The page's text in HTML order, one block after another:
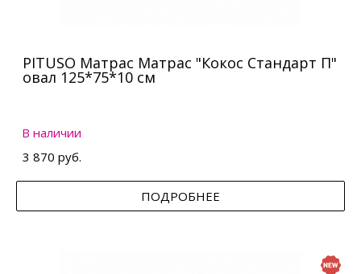
PITUSO Матрас Матрас "Кокос Стандарт П"
овал 125*75*10 см
В наличии
3 870 руб.
ПОДРОБНЕЕ